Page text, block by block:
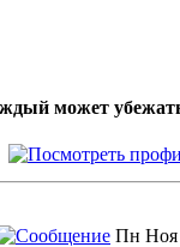
может
Пн Ноя